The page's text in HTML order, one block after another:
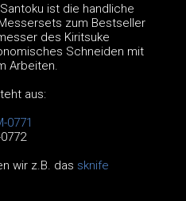
ist die handliche
zum Bestseller
des Kiritsuke
Schneiden mit
Arbeiten.
aus:
0771
wir z.B. das sknife